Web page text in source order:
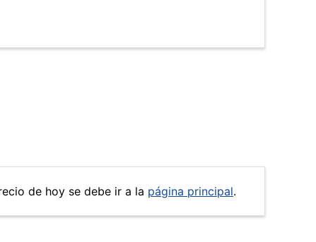
de hoy se debe ir a la página principal.